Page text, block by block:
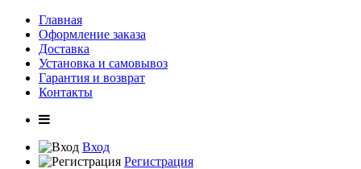
Главная
Оформление заказа
Доставка
Установка и самовывоз
Гарантия и возврат
Контакты
Вход
Регистрация